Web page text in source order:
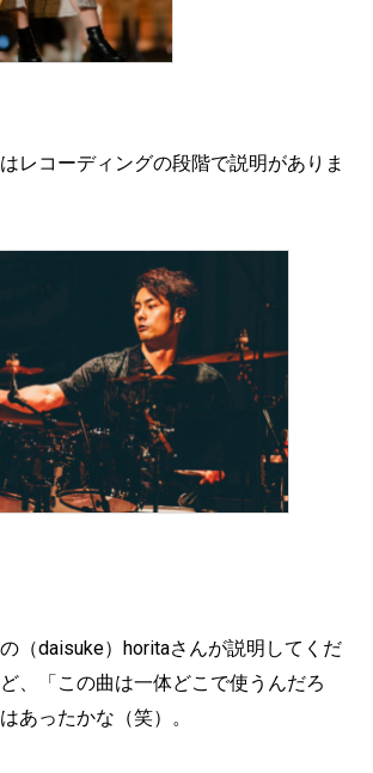
レコーディングの段階で説明がありま
（daisuke）horitaさんが説明してくだ
、「この曲は一体どこで使うんだろ
あったかな（笑）。